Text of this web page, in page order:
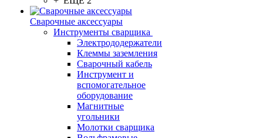
Сварочные аксессуары
Инструменты сварщика
Электрододержатели
Клеммы заземления
Сварочный кабель
Инструмент и
вспомогательное
оборудование
Магнитные
угольники
Молотки сварщика